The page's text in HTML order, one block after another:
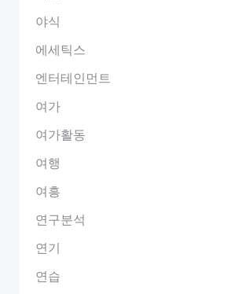
야식
에세틱스
엔터테인먼트
여가
여가활동
여행
여흥
연구분석
연기
연습